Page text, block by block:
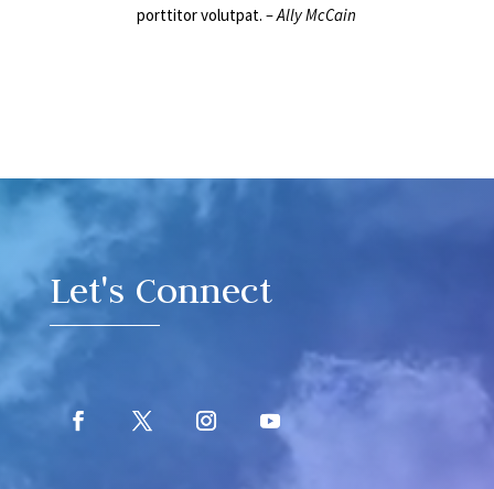
porttitor volutpat.– Ally McCain
Video
Let's Connect